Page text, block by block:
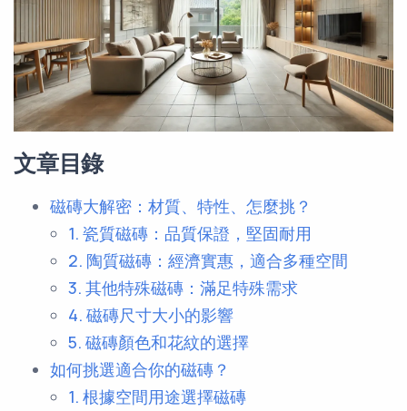
文章目錄
磁磚大解密：材質、特性、怎麼挑？
1. 瓷質磁磚：品質保證，堅固耐用
2. 陶質磁磚：經濟實惠，適合多種空間
3. 其他特殊磁磚：滿足特殊需求
4. 磁磚尺寸大小的影響
5. 磁磚顏色和花紋的選擇
如何挑選適合你的磁磚？
1. 根據空間用途選擇磁磚